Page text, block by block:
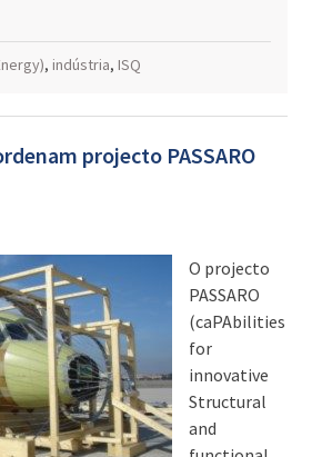
, indústria, ISQ
projecto PASSARO
O projecto
PASSARO
(caPAbilities
for
innovative
Structural
and